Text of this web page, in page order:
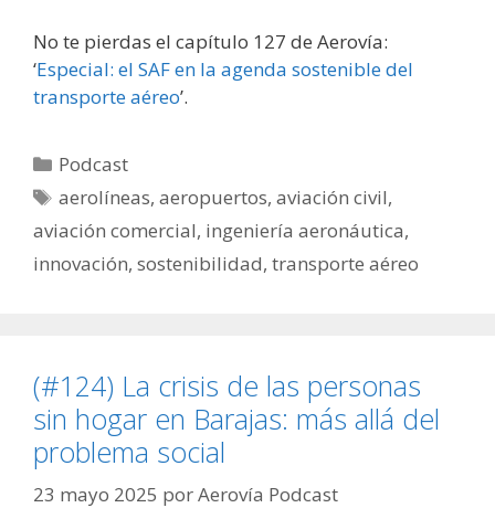
No te pierdas el capítulo 127 de Aerovía:
‘Especial: el SAF en la agenda sostenible del
transporte aéreo’.
Categorías
Podcast
Etiquetas
aerolíneas,aeropuertos,aviación civil,
aviación comercial, ingeniería aeronáutica,
innovación, sostenibilidad, transporte aéreo
(#124) La crisis de las personas
sin hogar en Barajas: más allá del
problema social
23 mayo 2025 porAerovía Podcast